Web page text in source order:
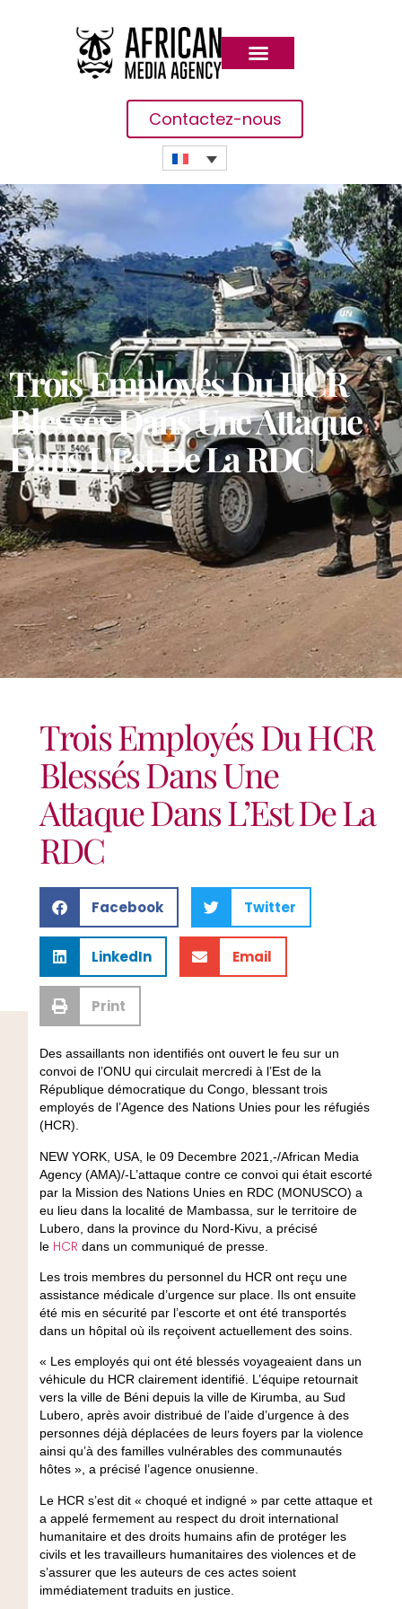
Contactez-nous
Trois Employés Du HCR
Blessés Dans Une Attaque
Dans L’Est De La RDC
Trois Employés Du HCR
Blessés Dans Une
Attaque Dans L’Est De La
RDC
Facebook Twitter
LinkedIn Email
Print
Des assaillants non identifiés ont ouvert le feu sur un
convoi de l’ONU qui circulait mercredi à l’Est de la
République démocratique du Congo, blessant trois
employés de l’Agence des Nations Unies pour les réfugiés
(HCR).
NEW YORK, USA, le 09 Decembre 2021,-/African Media
Agency (AMA)/-L’attaque contre ce convoi qui était escorté
par la Mission des Nations Unies en RDC (MONUSCO) a
eu lieu dans la localité de Mambassa, sur le territoire de
Lubero, dans la province du Nord-Kivu, a précisé
le HCR dans un communiqué de presse.
Les trois membres du personnel du HCR ont reçu une
assistance médicale d’urgence sur place. Ils ont ensuite
été mis en sécurité par l’escorte et ont été transportés
dans un hôpital où ils reçoivent actuellement des soins.
« Les employés qui ont été blessés voyageaient dans un
véhicule du HCR clairement identifié. L’équipe retournait
vers la ville de Béni depuis la ville de Kirumba, au Sud
Lubero, après avoir distribué de l’aide d’urgence à des
personnes déjà déplacées de leurs foyers par la violence
ainsi qu’à des familles vulnérables des communautés
hôtes », a précisé l’agence onusienne.
Le HCR s’est dit « choqué et indigné » par cette attaque et
a appelé fermement au respect du droit international
humanitaire et des droits humains afin de protéger les
civils et les travailleurs humanitaires des violences et de
s’assurer que les auteurs de ces actes soient
immédiatement traduits en justice.